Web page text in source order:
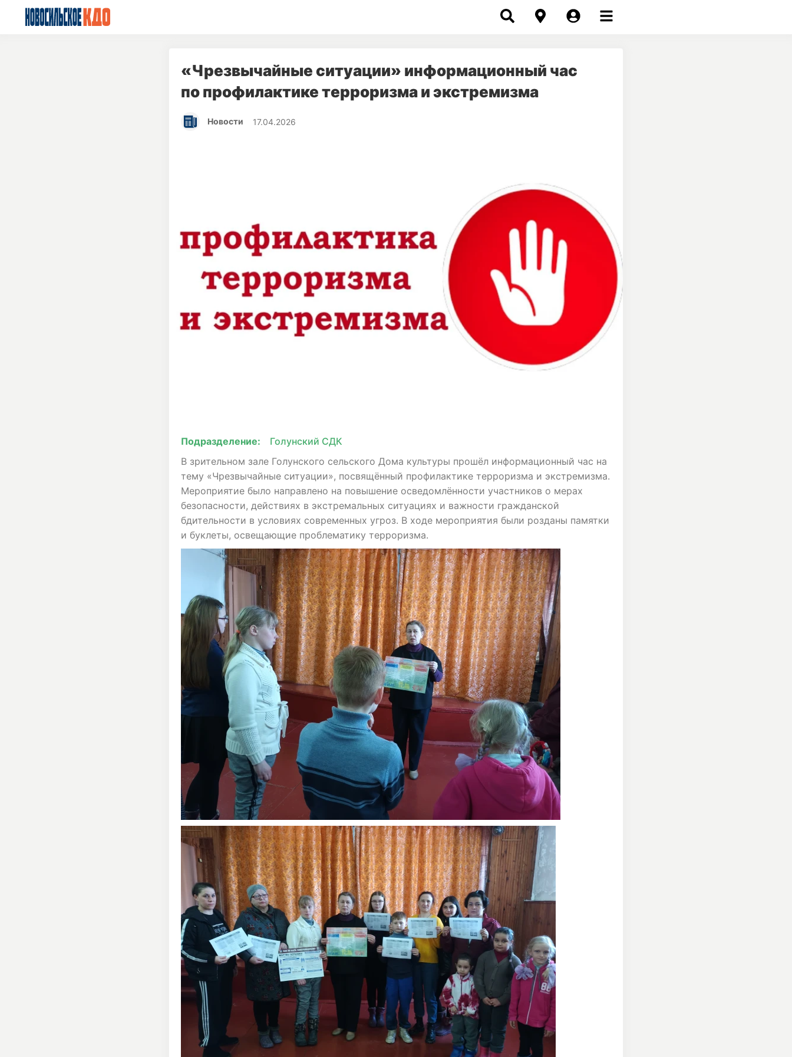
«Чрезвычайные ситуации» информационный час
по профилактике терроризма и экстремизма
Новости 17.04.2026
Подразделение:
Голунский СДК
В зрительном зале Голунского сельского Дома культуры прошёл информационный час на
тему «Чрезвычайные ситуации», посвящённый профилактике терроризма и экстремизма.
Мероприятие было направлено на повышение осведомлённости участников о мерах
безопасности, действиях в экстремальных ситуациях и важности гражданской
бдительности в условиях современных угроз. В ходе мероприятия были розданы памятки
и буклеты, освещающие проблематику терроризма.